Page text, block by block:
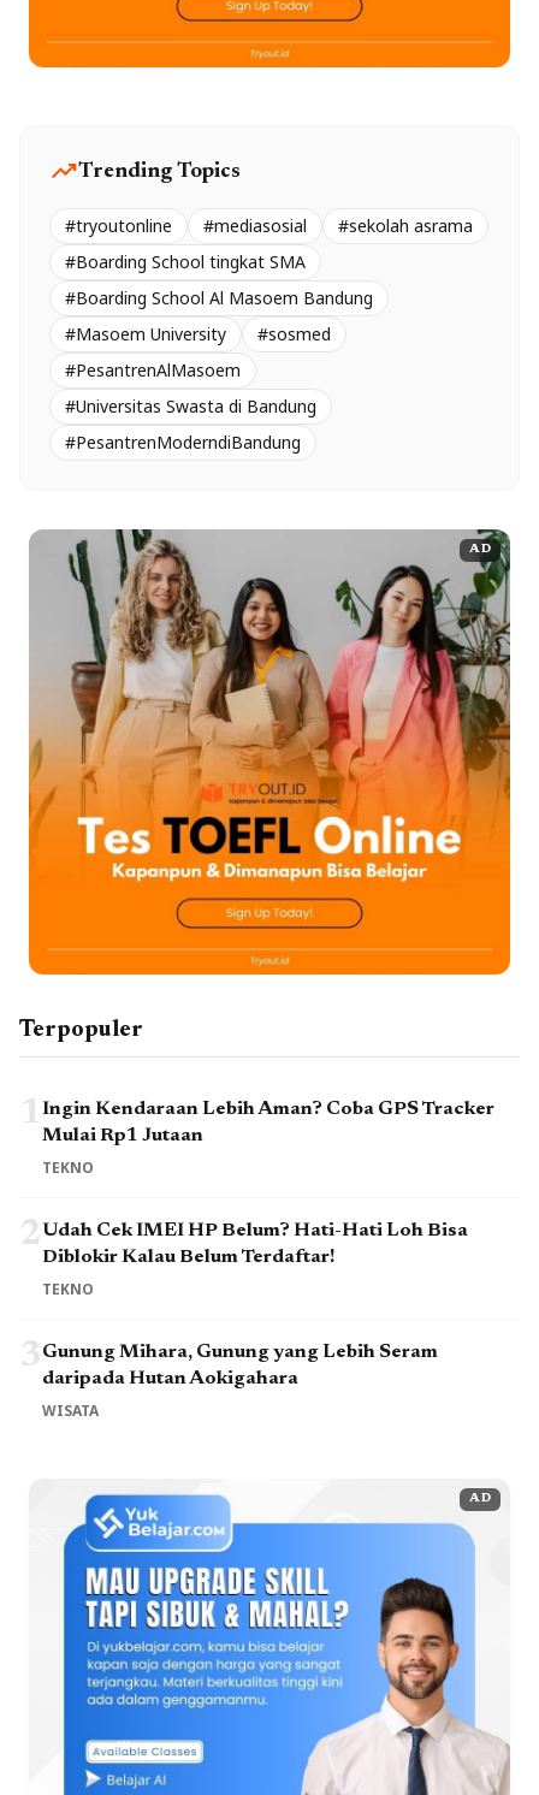
trending_upTrending Topics
#tryoutonline #mediasosial
#sekolah asrama
#Boarding School tingkat SMA
#Boarding School Al Masoem Bandung
#Masoem University
#sosmed
#PesantrenAlMasoem
#Universitas Swasta di Bandung
#PesantrenModerndiBandung
AD
Terpopuler
1Ingin Kendaraan Lebih Aman? Coba GPS Tracker
Mulai Rp1 Jutaan
TEKNO
2Udah Cek IMEI HP Belum? Hati-Hati Loh Bisa
Diblokir Kalau Belum Terdaftar!
TEKNO
3Gunung Mihara, Gunung yang Lebih Seram
daripada Hutan Aokigahara
WISATA
AD